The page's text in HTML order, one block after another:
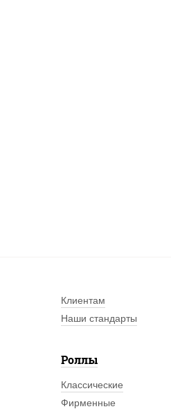
Клиентам
Наши стандарты
Роллы
Классические
Фирменные